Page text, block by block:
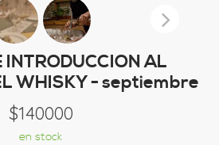
INTRODUCCION AL
WHISKY - septiembre
$140000
en stock